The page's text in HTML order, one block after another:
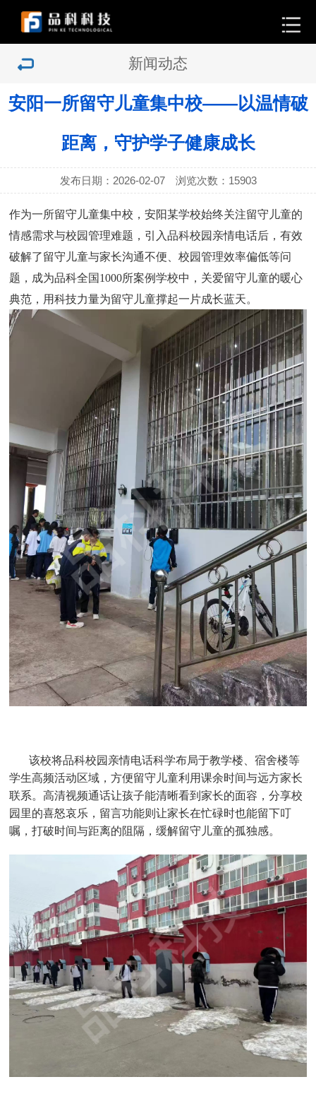
新闻动态
安阳一所留守儿童集中校——以温情破
距离，守护学子健康成长
发布日期：2026-02-07 浏览次数： 15903
作为一所留守儿童集中校，安阳某学校始终关注留守儿童的
情感需求与校园管理难题，引入品科校园亲情电话后，有效
破解了留守儿童与家长沟通不便、校园管理效率偏低等问
题，成为品科全国1000所案例学校中，关爱留守儿童的暖心
典范，用科技力量为留守儿童撑起一片成长蓝天。
该校将品科校园亲情电话科学布局于教学楼、宿舍楼等
学生高频活动区域，方便留守儿童利用课余时间与远方家长
联系。高清视频通话让孩子能清晰看到家长的面容，分享校
园里的喜怒哀乐，留言功能则让家长在忙碌时也能留下叮
嘱，打破时间与距离的阻隔，缓解留守儿童的孤独感。